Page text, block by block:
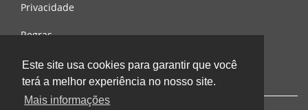
Este site usa cookies para garantir que você
terá a melhor experiência no nosso site.
Mais informações
Privacidade
Regras
Contacte-nos